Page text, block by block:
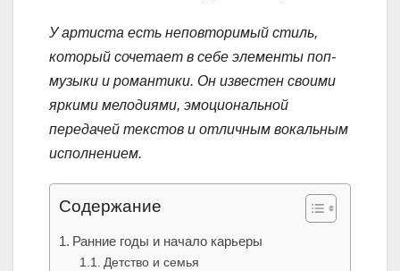
У артиста есть неповторимый стиль,
который сочетает в себе элементы поп-
музыки и романтики. Он известен своими
яркими мелодиями, эмоциональной
передачей текстов и отличным вокальным
исполнением.
Содержание
Ранние годы и начало карьеры
Детство и семья